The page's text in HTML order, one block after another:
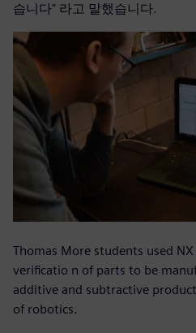
습니다" 라고 말했습니다.
Thomas More students used
verificatio n of parts to be
additive and subtractive
of robotics.